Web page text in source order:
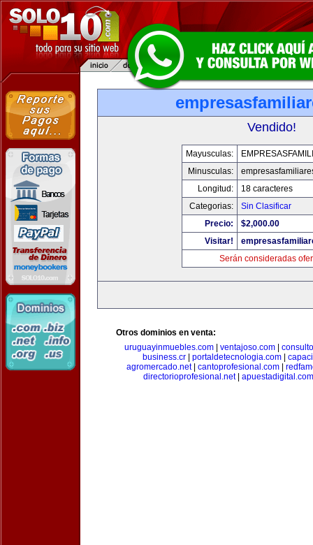
Vendido!
Mayusculas:
Minusculas:
Longitud:
18 caracteres
Categorias:
Sin Clasificar
Precio:
$2,000.00
Visitar!
Serán consideradas
Otros dominios en venta:
uruguayinmuebles.com
ventajoso.com
business.cr
portaldetecnologia.com
agromercado.net| cantoprofesional.com
directorioprofesional.net| apuestadigital.com